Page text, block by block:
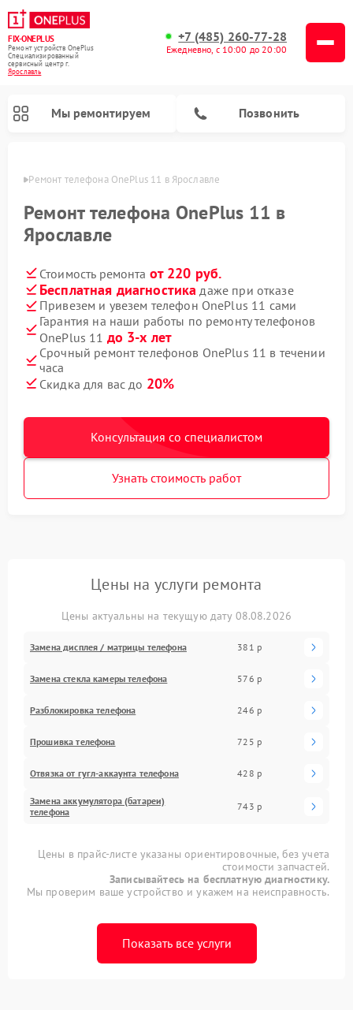
FIX-ONEPLUS
Ремонт устройств OnePlus
Специализированный
cервисный центр г.
Ярославль
+7 (485) 260-77-28
Ежедневно, с 10:00 до 20:00
Мы ремонтируем Позвонить
Ремонт телефона OnePlus 11 в Ярославле
Ремонт телефона OnePlus 11 в
Ярославле
Стоимость ремонта от 220 руб.
Бесплатная диагностика даже при отказе
Привезем и увезем телефон OnePlus 11 сами
Гарантия на наши работы по ремонту телефонов
OnePlus 11 до 3-х лет
Срочный ремонт телефонов OnePlus 11 в течении
часа
Скидка для вас до 20%
Консультация со специалистом
Узнать стоимость работ
Цены на услуги ремонта
Цены актуальны на текущую дату 08.08.2026
Замена дисплея / матрицы телефона 381 р
Замена стекла камеры телефона 576 р
Разблокировка телефона 246 р
Прошивка телефона 725 р
Отвязка от гугл-аккаунта телефона 428 р
Замена аккумулятора (батареи)
телефона
743 р
Цены в прайс-листе указаны ориентировочные, без учета
стоимости запчастей.
Записывайтесь на бесплатную диагностику.
Мы проверим ваше устройство и укажем на неисправность.
Показать все услуги